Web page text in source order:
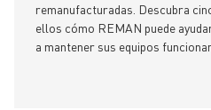
remanufacturadas. Descubra
ellos cómo REMAN puede
a mantener sus equipos